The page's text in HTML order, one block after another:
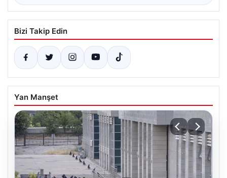
Bizi Takip Edin
Yan Manşet